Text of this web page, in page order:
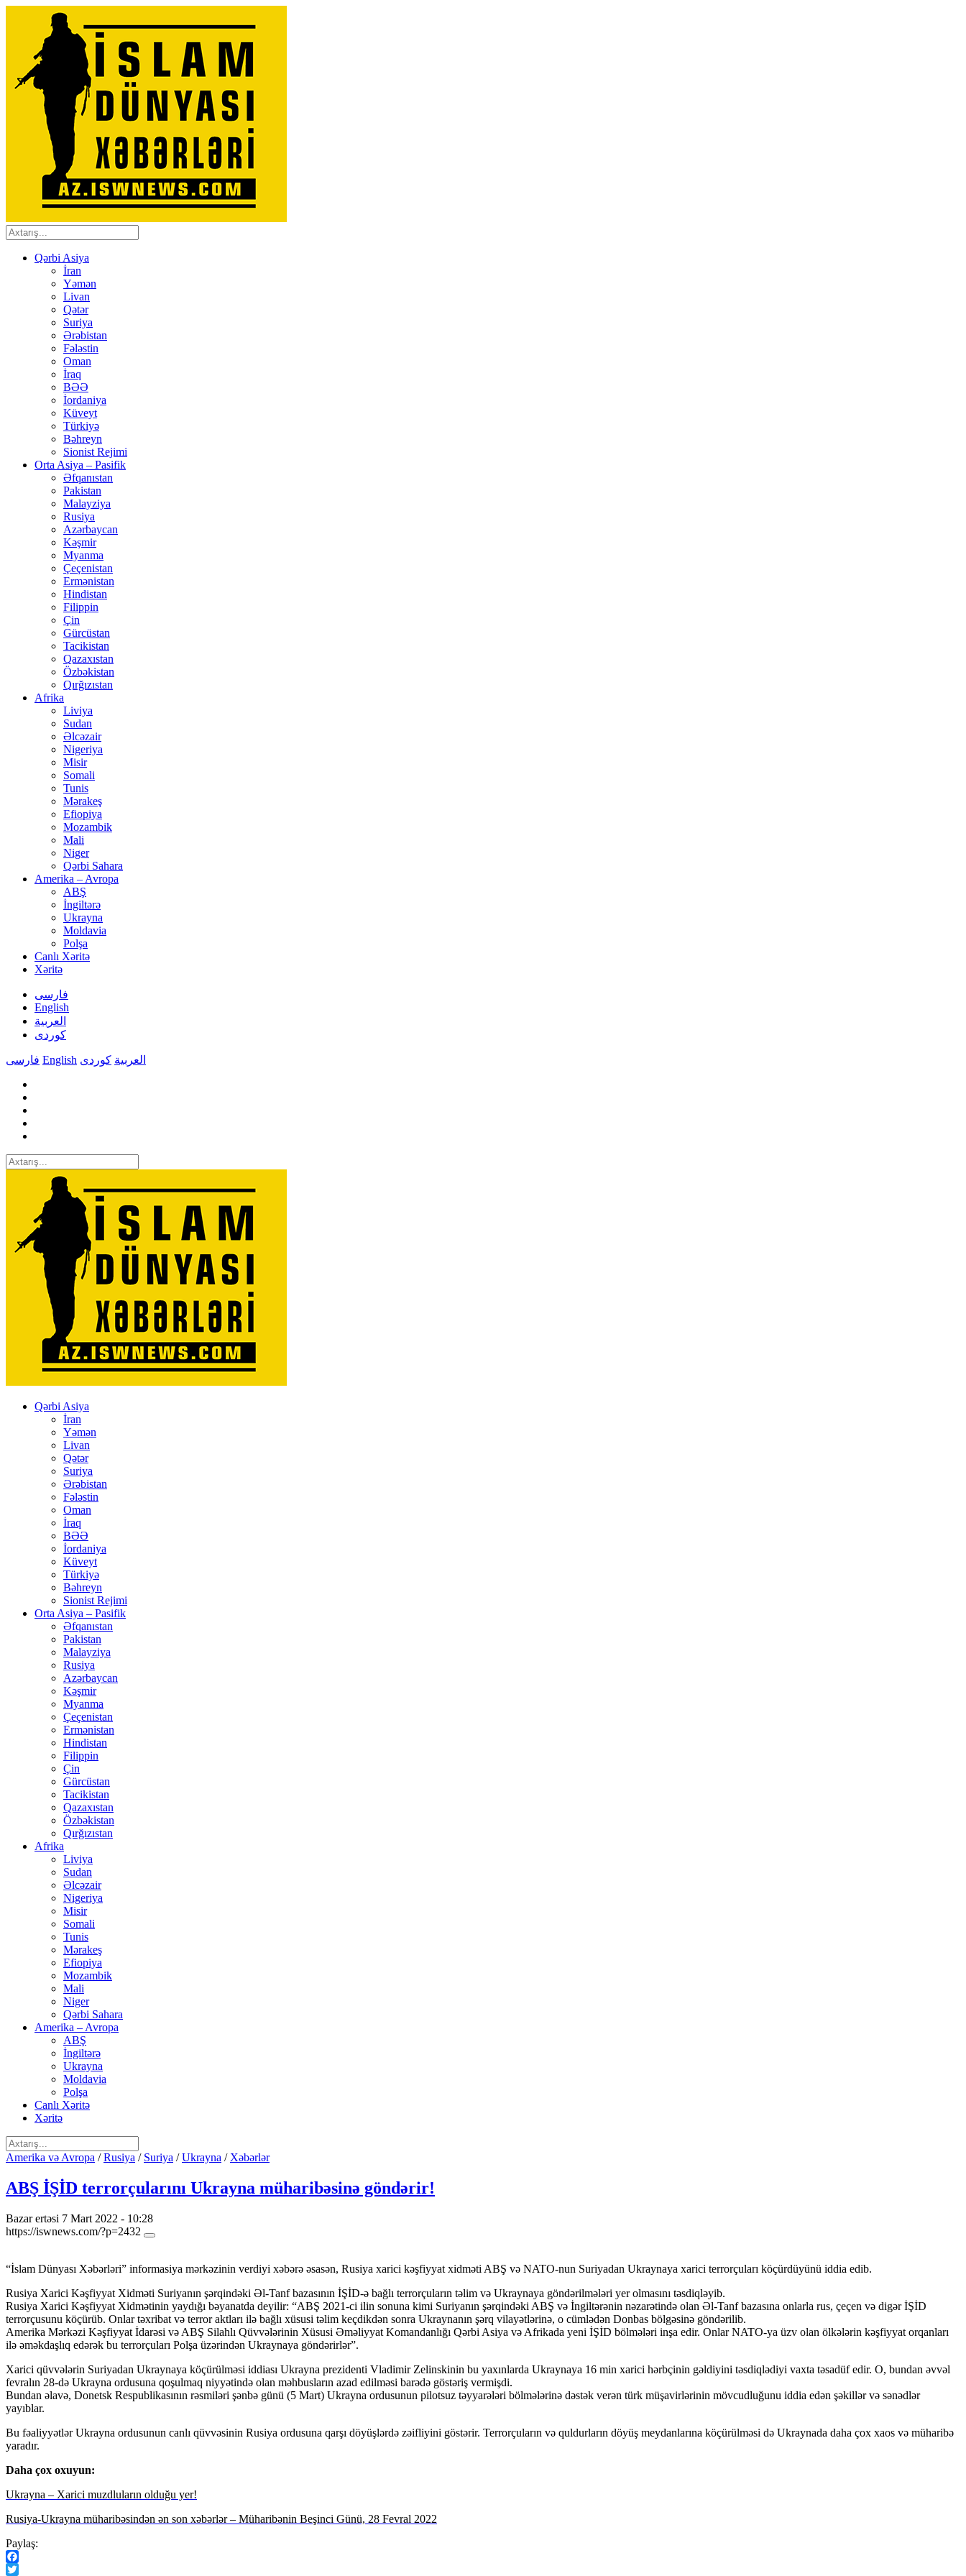
Qərbi Asiya
İran
Yəmən
Livan
Qətər
Suriya
Ərəbistan
Fələstin
Oman
İraq
BƏƏ
İordaniya
Küveyt
Türkiyə
Bəhreyn
Sionist Rejimi
Orta Asiya – Pasifik
Əfqanıstan
Pakistan
Malayziya
Rusiya
Azərbaycan
Kəşmir
Myanma
Çeçenistan
Ermənistan
Hindistan
Filippin
Çin
Gürcüstan
Tacikistan
Qazaxıstan
Özbəkistan
Qırğızıstan
Afrika
Liviya
Sudan
Əlcəzair
Nigeriya
Misir
Somali
Tunis
Mərakeş
Efiopiya
Mozambik
Mali
Niger
Qərbi Sahara
Amerika – Avropa
ABŞ
İngiltərə
Ukrayna
Moldavia
Polşa
Canlı Xəritə
Xəritə
فارسی
English
العربیة
کوردی
فارسی English العربیة کوردی
Qərbi Asiya
İran
Yəmən
Livan
Qətər
Suriya
Ərəbistan
Fələstin
Oman
İraq
BƏƏ
İordaniya
Küveyt
Türkiyə
Bəhreyn
Sionist Rejimi
Orta Asiya – Pasifik
Əfqanıstan
Pakistan
Malayziya
Rusiya
Azərbaycan
Kəşmir
Myanma
Çeçenistan
Ermənistan
Hindistan
Filippin
Çin
Gürcüstan
Tacikistan
Qazaxıstan
Özbəkistan
Qırğızıstan
Afrika
Liviya
Sudan
Əlcəzair
Nigeriya
Misir
Somali
Tunis
Mərakeş
Efiopiya
Mozambik
Mali
Niger
Qərbi Sahara
Amerika – Avropa
ABŞ
İngiltərə
Ukrayna
Moldavia
Polşa
Canlı Xəritə
Xəritə
Amerika və Avropa /Rusiya / Suriya /Ukrayna / Xəbərlər
ABŞ İŞİD terrorçularını Ukrayna müharibəsinə göndərir!
Bazar ertəsi 7 Mart 2022 - 10:28
https://iswnews.com/?p=2432
“İslam Dünyası Xəbərləri” informasiya mərkəzinin verdiyi xəbərə əsasən, Rusiya xarici kəşfiyyat xidməti ABŞ və NATO-nun Suriyadan Ukraynaya xarici terrorçuları köçürdüyünü iddia edib.
Rusiya Xarici Kəşfiyyat Xidməti Suriyanın şərqindəki Əl-Tanf bazasının İŞİD-ə bağlı terrorçuların təlim və Ukraynaya göndərilmələri yer olmasını təsdiqləyib.
Rusiya Xarici Kəşfiyyat Xidmətinin yaydığı bəyanatda deyilir: “ABŞ 2021-ci ilin sonuna kimi Suriyanın şərqindəki ABŞ və İngiltərənin nəzarətində olan Əl-Tanf bazasına onlarla rus, çeçen və digər İŞİD
terrorçusunu köçürüb. Onlar təxribat və terror aktları ilə bağlı xüsusi təlim keçdikdən sonra Ukraynanın şərq vilayətlərinə, o cümlədən Donbas bölgəsinə göndərilib.
Amerika Mərkəzi Kəşfiyyat İdarəsi və ABŞ Silahlı Qüvvələrinin Xüsusi Əməliyyat Komandanlığı Qərbi Asiya və Afrikada yeni İŞİD bölmələri inşa edir. Onlar NATO-ya üzv olan ölkələrin kəşfiyyat orqanları
ilə əməkdaşlıq edərək bu terrorçuları Polşa üzərindən Ukraynaya göndərirlər”.
Xarici qüvvələrin Suriyadan Ukraynaya köçürülməsi iddiası Ukrayna prezidenti Vladimir Zelinskinin bu yaxınlarda Ukraynaya 16 min xarici hərbçinin gəldiyini təsdiqlədiyi vaxta təsadüf edir. O, bundan əvvəl
fevralın 28-də Ukrayna ordusuna qoşulmaq niyyətində olan məhbusların azad edilməsi barədə göstəriş vermişdi.
Bundan əlavə, Donetsk Respublikasının rəsmiləri şənbə günü (5 Mart) Ukrayna ordusunun pilotsuz təyyarələri bölmələrinə dəstək verən türk müşavirlərinin mövcudluğunu iddia edən şəkillər və sənədlər
yayıblar.
Bu fəaliyyətlər Ukrayna ordusunun canlı qüvvəsinin Rusiya ordusuna qarşı döyüşlərdə zəifliyini göstərir. Terrorçuların və quldurların döyüş meydanlarına köçürülməsi də Ukraynada daha çox xaos və müharibə
yaradır.
Daha çox oxuyun:
Ukrayna – Xarici muzdluların olduğu yer!
Rusiya-Ukrayna müharibəsindən ən son xəbərlər – Müharibənin Beşinci Günü, 28 Fevral 2022
Paylaş:
Facebook